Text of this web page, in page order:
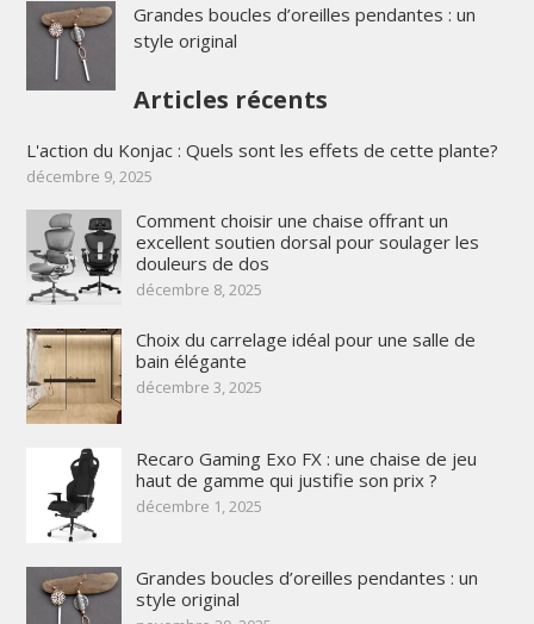
Grandes boucles d’oreilles pendantes : un
style original
Articles récents
L'action du Konjac : Quels sont les effets de cette plante?
décembre 9, 2025
Comment choisir une chaise offrant un
excellent soutien dorsal pour soulager les
douleurs de dos
décembre 8, 2025
Choix du carrelage idéal pour une salle de
bain élégante
décembre 3, 2025
Recaro Gaming Exo FX : une chaise de jeu
haut de gamme qui justifie son prix ?
décembre 1, 2025
Grandes boucles d’oreilles pendantes : un
style original